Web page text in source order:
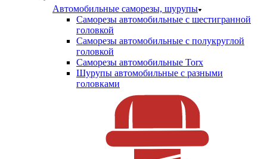
Автомобильные саморезы, шурупы
Саморезы автомобильные с шестигранной
головкой
Саморезы автомобильные с полукруглой
головкой
Саморезы автомобильные Torx
Шурупы автомобильные с разными
головками